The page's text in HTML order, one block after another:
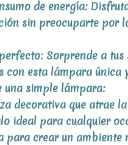
de energía:
sin preocuparte por
Sorprende a tus
con esta lámpara única
una simple lámpara:
decorativa que atrae
ideal para cualquier
para crear un ambiente